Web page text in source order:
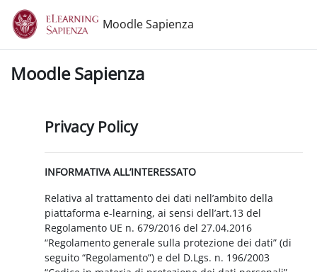
Vai al contenuto principale
Moodle Sapienza
Moodle Sapienza
Privacy Policy
INFORMATIVA ALL’INTERESSATO
Relativa al trattamento dei dati nell’ambito della
piattaforma e-learning, ai sensi dell’art.13 del
Regolamento UE n. 679/2016 del 27.04.2016
“Regolamento generale sulla protezione dei dati” (di
seguito “Regolamento”) e del D.Lgs. n. 196/2003